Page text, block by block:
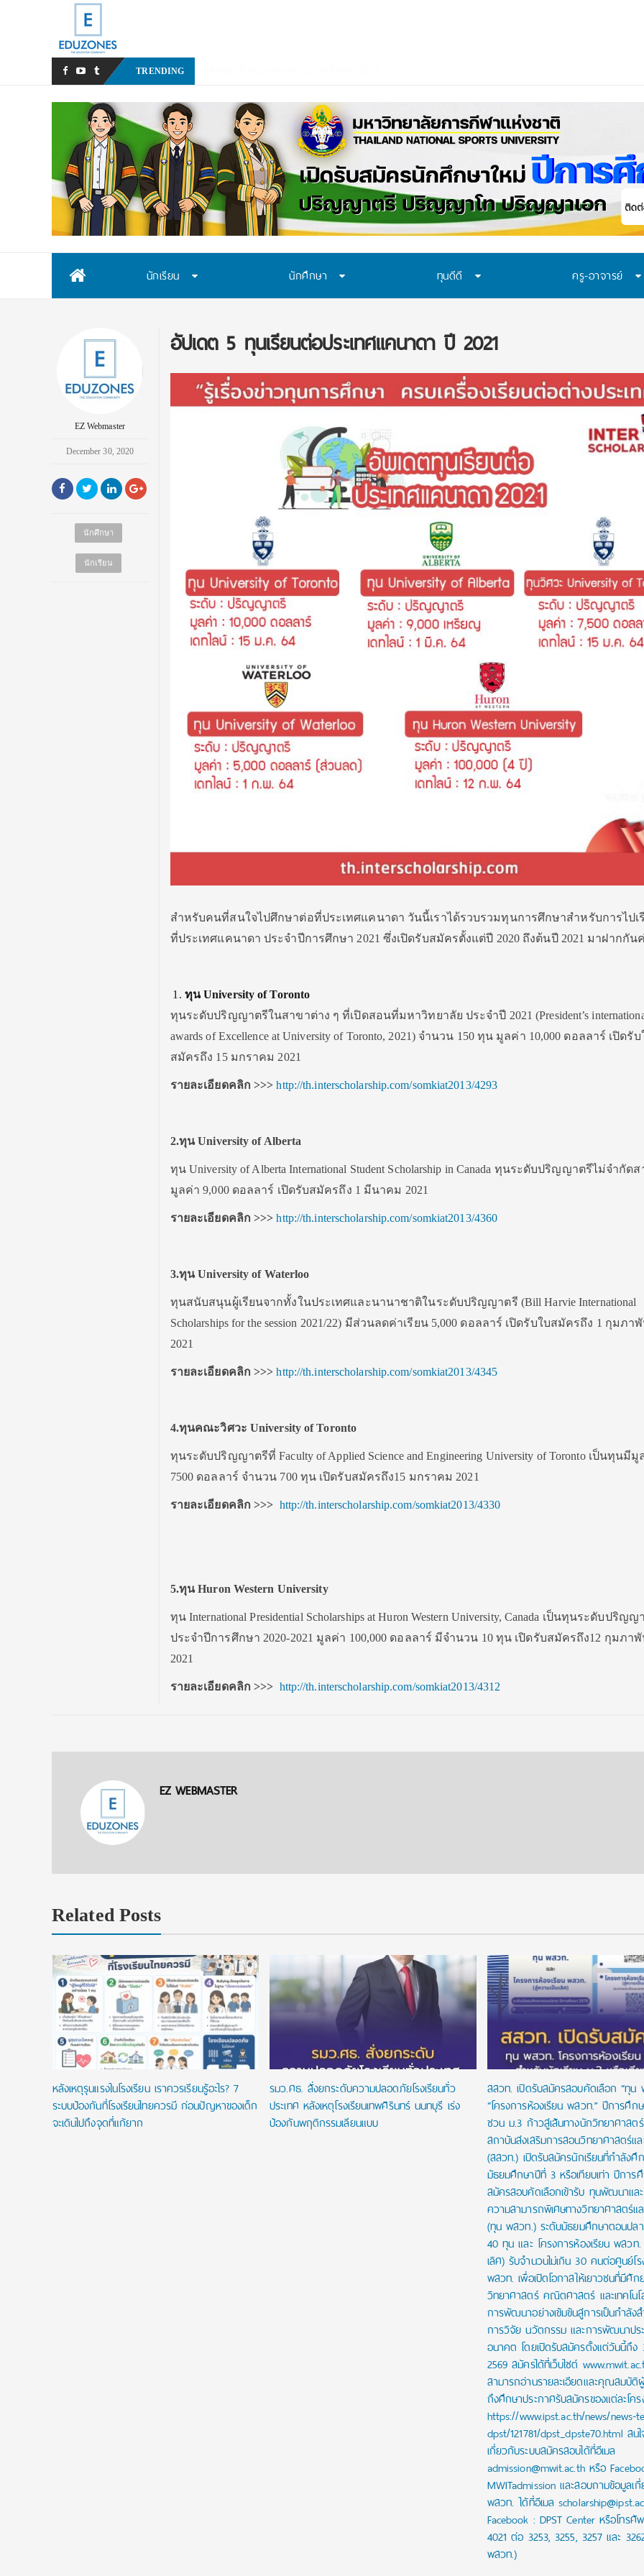
TRENDING
นักเรียน นักศึกษา ทุนดีดี ครู-อาจารย์
EZ Webmaster
December 30, 2020
นักศึกษา
นักเรียน
อัปเดต 5 ทุนเรียนต่อประเทศแคนาดา ปี 2021
สำหรับคนที่สนใจไปศึกษาต่อที่ประเทศแคนาดา วันนี้เราได้รวบรวมทุนการศึกษาสำหรับการไปเ
ที่ประเทศแคนาดา ประจำปีการศึกษา 2021 ซึ่งเปิดรับสมัครตั้งแต่ปี 2020 ถึงต้นปี 2021 มาฝากกัน
ทุน University of Toronto
ทุนระดับปริญญาตรีในสาขาต่าง ๆ ที่เปิดสอนที่มหาวิทยาลัย ประจำปี 2021 (President’s
awards of Excellence at University of Toronto, 2021) จำนวน 150 ทุน มูลค่า 10,000 ดอลลาร์ เปิดรับ
สมัครถึง 15 มกราคม 2021
รายละเอียดคลิก>>> http://th.interscholarship.com/somkiat2013/4293
2.ทุน University of Alberta
ทุน University of Alberta International Student Scholarship in Canada ทุนระดับปริญญาตรีไม่จำกัด
มูลค่า 9,000 ดอลลาร์ เปิดรับสมัครถึง 1 มีนาคม 2021
รายละเอียดคลิก>>> http://th.interscholarship.com/somkiat2013/4360
3.ทุน University of Waterloo
ทุนสนับสนุนผู้เรียนจากทั้งในประเทศและนานาชาติในระดับปริญญาตรี (Bill Harvie International
Scholarships for the session 2021/22) มีส่วนลดค่าเรียน 5,000 ดอลลาร์ เปิดรับใบสมัครถึง 1 กุมภา
2021
รายละเอียดคลิก>>> http://th.interscholarship.com/somkiat2013/4345
4.ทุนคณะวิศวะ University of Toronto
ทุนระดับปริญญาตรีที่ Faculty of Applied Science and Engineering University of Toronto เป็นทุนมีมู
7500 ดอลลาร์ จำนวน 700 ทุน เปิดรับสมัครถึง15 มกราคม 2021
รายละเอียดคลิก>>> http://th.interscholarship.com/somkiat2013/4330
5.ทุน Huron Western University
ทุน International Presidential Scholarships at Huron Western University, Canada เป็นทุนระดับปริญญ
ประจำปีการศึกษา 2020-2021 มูลค่า 100,000 ดอลลาร์ มีจำนวน 10 ทุน เปิดรับสมัครถึง12 กุมภา
2021
รายละเอียดคลิก>>> http://th.interscholarship.com/somkiat2013/4312
EZ WEBMASTER
Related Posts
หลังเหตุรุนแรงในโรงเรียน เราควรเรียนรู้อะไร? 7
ระบบป้องกันที่โรงเรียนไทยควรมี ก่อนปัญหาของเด็ก
จะเดินไปถึงจุดที่แก้ยาก
รมว.ศธ. สั่งยกระดับความปลอดภัยโรงเรียนทั่ว
ประเทศ หลังเหตุโรงเรียนเทพศิรินทร์ นนทบุรี เร่ง
ป้องกันพฤติกรรมเลียนแบบ
สสวท. เปิดรับสมัครสอบคัดเลือก “ทุน
“โครงการห้องเรียน พสวท.” ปีการศึก
ชวน ม.3 ก้าวสู่เส้นทางนักวิทยาศาสต
สถาบันส่งเสริมการสอนวิทยาศาสตร์แล
(สสวท.) เปิดรับสมัครนักเรียนที่กำลังศึ
มัธยมศึกษาปีที่ 3 หรือเทียบเท่า ปีการ
สมัครสอบคัดเลือกเข้ารับ ทุนพัฒนาแล
ความสามารถพิเศษทางวิทยาศาสตร์แล
(ทุน พสวท.) ระดับมัธยมศึกษาตอนปล
40 ทุน และ โครงการห้องเรียน พสวท
เลิศ) รับจำนวนไม่เกิน 30 คนต่อศูนย์โร
พสวท. เพื่อเปิดโอกาสให้เยาวชนที่มีศั
วิทยาศาสตร์ คณิตศาสตร์ และเทคโน
การพัฒนาอย่างเข้มข้นสู่การเป็นกำลั
การวิจัย นวัตกรรม และการพัฒนาปร
อนาคต โดยเปิดรับสมัครตั้งแต่วันนี้ถึง
2569 สมัครได้ที่เว็บไซต์
สามารถอ่านรายละเอียดและคุณสมบั
ถึงศึกษาประกาศรับสมัครของแต่ละโค
https://www.ipst.ac.th/news/news-
dpst/121781/dpst_dpste70.html สน
เกี่ยวกับระบบสมัครสอบได้ที่อีเมล
admission@mwit.ac.th หรือ
MWITadmission และสอบถามข้อมูลเ
พสวท. ได้ที่อีเมล
Facebook : DPST Center หรือโทร
4021 ต่อ 3253, 3255, 3257 และ
พสวท.)